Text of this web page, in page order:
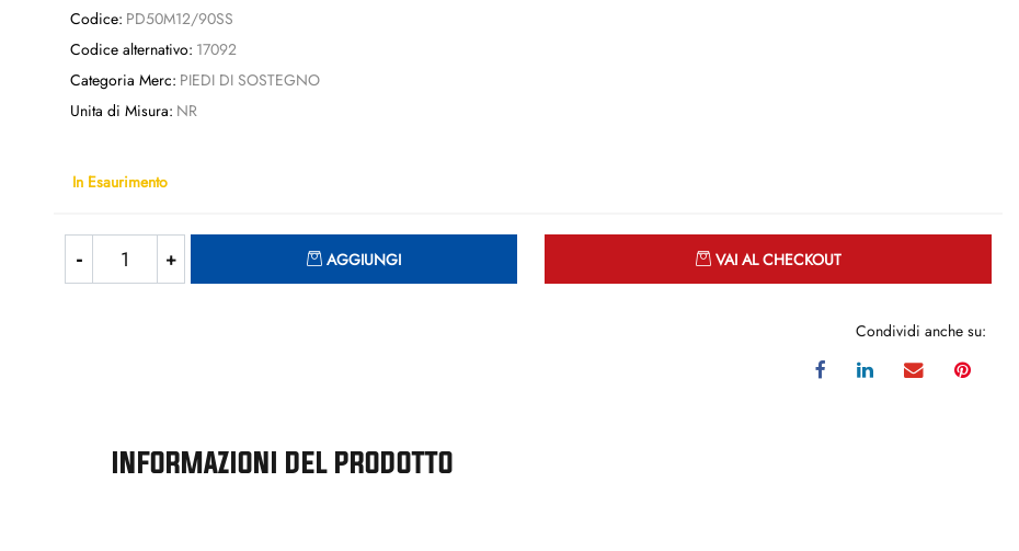
Codice: PD50M12/90SS
Codice alternativo: 17092
Categoria Merc: PIEDI DI SOSTEGNO
Unita di Misura: NR
In Esaurimento
AGGIUNGI VAI AL CHECKOUT
Condividi anche su:
INFORMAZIONI DEL PRODOTTO